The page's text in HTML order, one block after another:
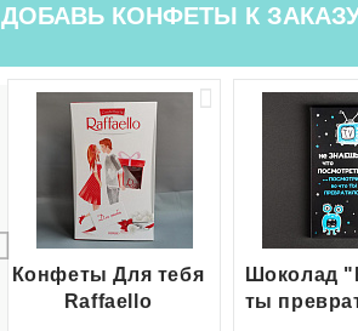
ДОБАВЬ КОНФЕТЫ К
Конфеты Для тебя
Raffaello
Шоколад
ты